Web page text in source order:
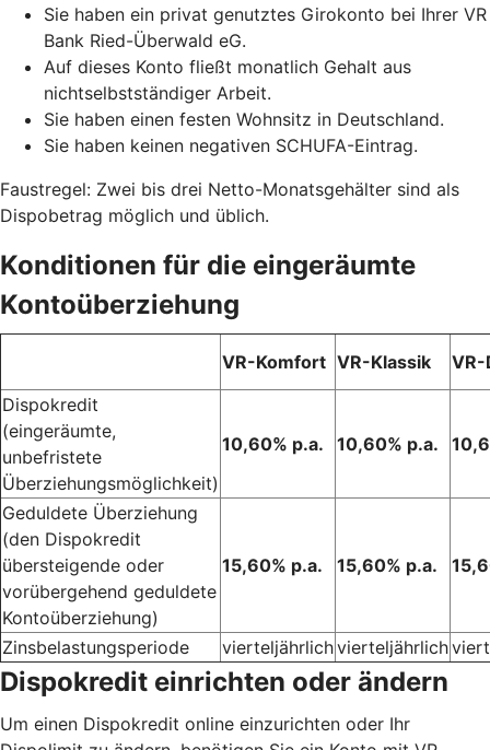
Sie haben ein privat genutztes Girokonto bei Ihrer VR
Bank Ried-Überwald eG.
Auf dieses Konto fließt monatlich Gehalt aus
nichtselbstständiger Arbeit.
Sie haben einen festen Wohnsitz in Deutschland.
Sie haben keinen negativen SCHUFA-Eintrag.
Faustregel: Zwei bis drei Netto-Monatsgehälter sind als
Dispobetrag möglich und üblich.
Konditionen für die eingeräumte
Kontoüberziehung
VR-Komfort VR-Klassik
VR-
Dispokredit
(eingeräumte,
unbefristete
Überziehungsmöglichkeit)
10,60% p.a. 10,60% p.a.
Geduldete Überziehung
(den Dispokredit
übersteigende oder
vorübergehend geduldete
Kontoüberziehung)
15,60% p.a. 15,60% p.a.
Zinsbelastungsperiode vierteljährlichvierteljährlich
Dispokredit einrichten oder ändern
Um einen Dispokredit online einzurichten oder Ihr